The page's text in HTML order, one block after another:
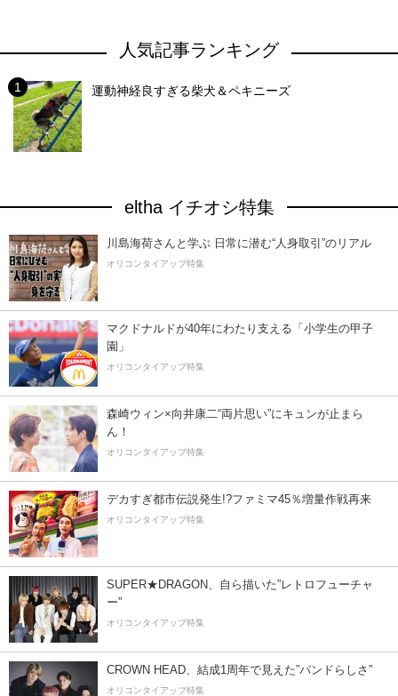
人気記事ランキング
運動神経良すぎる柴犬＆ペキニーズ
eltha イチオシ特集
川島海荷さんと学ぶ 日常に潜む“人身取引”のリアル
オリコンタイアップ特集
マクドナルドが40年にわたり支える「小学生の甲子
園」
オリコンタイアップ特集
森崎ウィン×向井康二“両片思い”にキュンが止まら
ん！
オリコンタイアップ特集
デカすぎ都市伝説発生!?ファミマ45％増量作戦再来
オリコンタイアップ特集
SUPER★DRAGON、自ら描いた”レトロフューチャ
ー”
オリコンタイアップ特集
CROWN HEAD、結成1周年で見えた”バンドらしさ”
オリコンタイアップ特集